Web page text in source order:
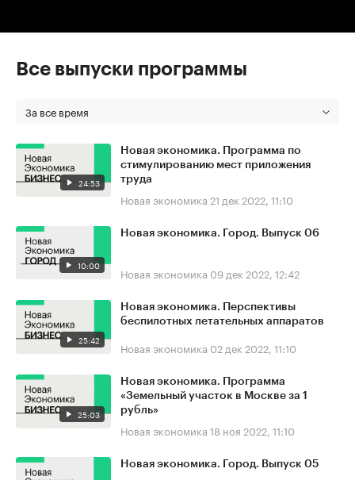
Все выпуски программы
За все время
24:53
Новая экономика. Программа по
стимулированию мест приложения
труда
Новая экономика 21 дек 2022, 11:10
10:00
Новая экономика. Город. Выпуск 06
Новая экономика 09 дек 2022, 12:42
25:42
Новая экономика. Перспективы
беспилотных летательных аппаратов
Новая экономика 02 дек 2022, 11:10
25:03
Новая экономика. Программа
«Земельный участок в Москве за 1
рубль»
Новая экономика 18 ноя 2022, 11:10
Новая экономика. Город. Выпуск 05